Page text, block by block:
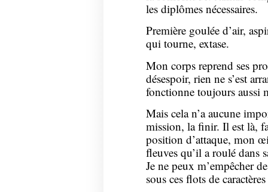
les diplômes nécessaires.
Première goulée d’air,
qui tourne, extase.
Mon corps reprend ses
désespoir, rien ne s’est
fonctionne toujours aussi
Mais cela n’a aucune
mission, la finir. Il est là,
position d’attaque, mon
fleuves qu’il a roulé dans
Je ne peux m’empêcher
sous ces flots de